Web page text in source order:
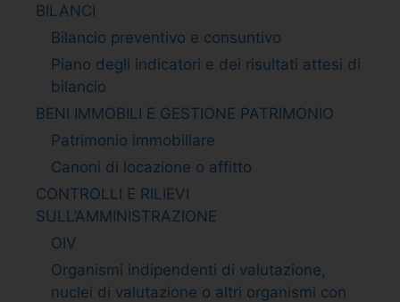
BILANCI
Bilancio preventivo e consuntivo
Piano degli indicatori e dei risultati attesi di
bilancio
BENI IMMOBILI E GESTIONE PATRIMONIO
Patrimonio immobiliare
Canoni di locazione o affitto
CONTROLLI E RILIEVI
SULL’AMMINISTRAZIONE
OIV
Organismi indipendenti di valutazione,
nuclei di valutazione o altri organismi con